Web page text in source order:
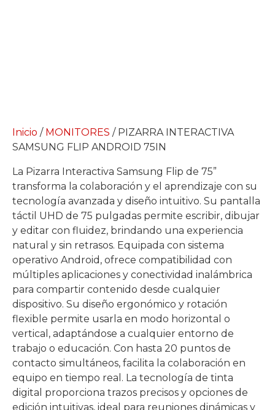
Inicio / MONITORES / PIZARRA INTERACTIVA
SAMSUNG FLIP ANDROID 75IN
La Pizarra Interactiva Samsung Flip de 75”
transforma la colaboración y el aprendizaje con su
tecnología avanzada y diseño intuitivo. Su pantalla
táctil UHD de 75 pulgadas permite escribir, dibujar
y editar con fluidez, brindando una experiencia
natural y sin retrasos. Equipada con sistema
operativo Android, ofrece compatibilidad con
múltiples aplicaciones y conectividad inalámbrica
para compartir contenido desde cualquier
dispositivo. Su diseño ergonómico y rotación
flexible permite usarla en modo horizontal o
vertical, adaptándose a cualquier entorno de
trabajo o educación. Con hasta 20 puntos de
contacto simultáneos, facilita la colaboración en
equipo en tiempo real. La tecnología de tinta
digital proporciona trazos precisos y opciones de
edición intuitivas, ideal para reuniones dinámicas y